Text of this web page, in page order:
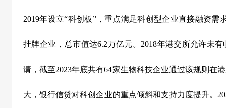
2019年设立“科创板”，重点满足科创型企业直接融资需
挂牌企业，总市值达6.2万亿元。 2018年港交所允许未
请，截至2023年底共有64家生物科技企业通过该规则在
大，银行信贷对科创企业的重点倾斜和支持力度提升。